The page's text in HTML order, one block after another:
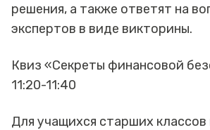
решения, а также ответят на
экспертов в виде викторины.
Квиз «Секреты финансовой
11:20-11:40
Для учащихся старших